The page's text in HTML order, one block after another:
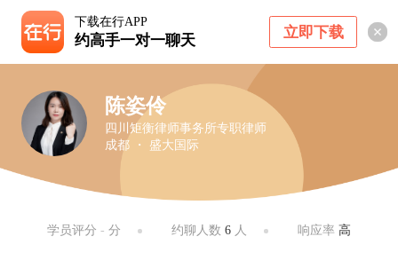
下载在行APP
约高手一对一聊天 立即下载
陈姿伶
四川矩衡律师事务所专职律师
成都 ・ 盛大国际
学员评分 - 分 约聊人数 6人 响应率高